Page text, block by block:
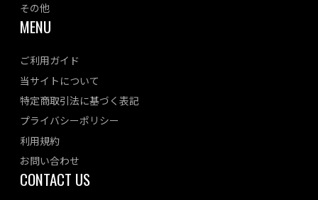
その他
MENU
ご利用ガイド
当サイトについて
特定商取引法に基づく表記
プライバシーポリシー
利用規約
お問い合わせ
CONTACT US